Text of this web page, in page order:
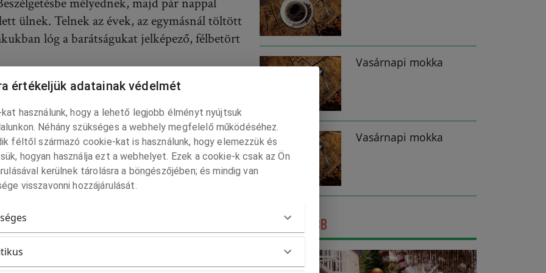
ülnek. Telnek az évek, az egymásnál töltött
lóg a barátságukat jelképező, félbetört
de nem aggódik.
is, de az igazán fontos dolgokat még
magukkal hozzák az egyre bővülő
hogy számon sem tudja tartani kapcsolatait.
egy kicsit más, személyisége
kört sajátít el. Bár nem direkt, de
időt tölt, másokkal már könnyebb
ezt, hangos veszekedéssel, erős
és most hirtelen vége - fáj ez
egymás iránt érzett szeretetüket.
Vasárnapi mokka
Vasárnapi mokka
LEGFRISSEBB
értékeljük adatainak védelmét
használunk, hogy a lehető legjobb élményt nyújtsuk
Néhány szükséges a webhely megfelelő működéséhez.
féltől származó cookie-kat is használunk, hogy elemezzük és
hogyan használja ezt a webhelyet. Ezek a cookie-k csak az Ön
kerülnek tárolásra a böngészőjében; és mindig van
visszavonni hozzájárulását.